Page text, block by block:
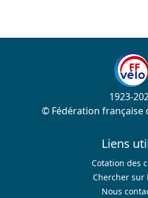
1923-
© Fédération française
Liens
Cotation des
Chercher sur
Nous